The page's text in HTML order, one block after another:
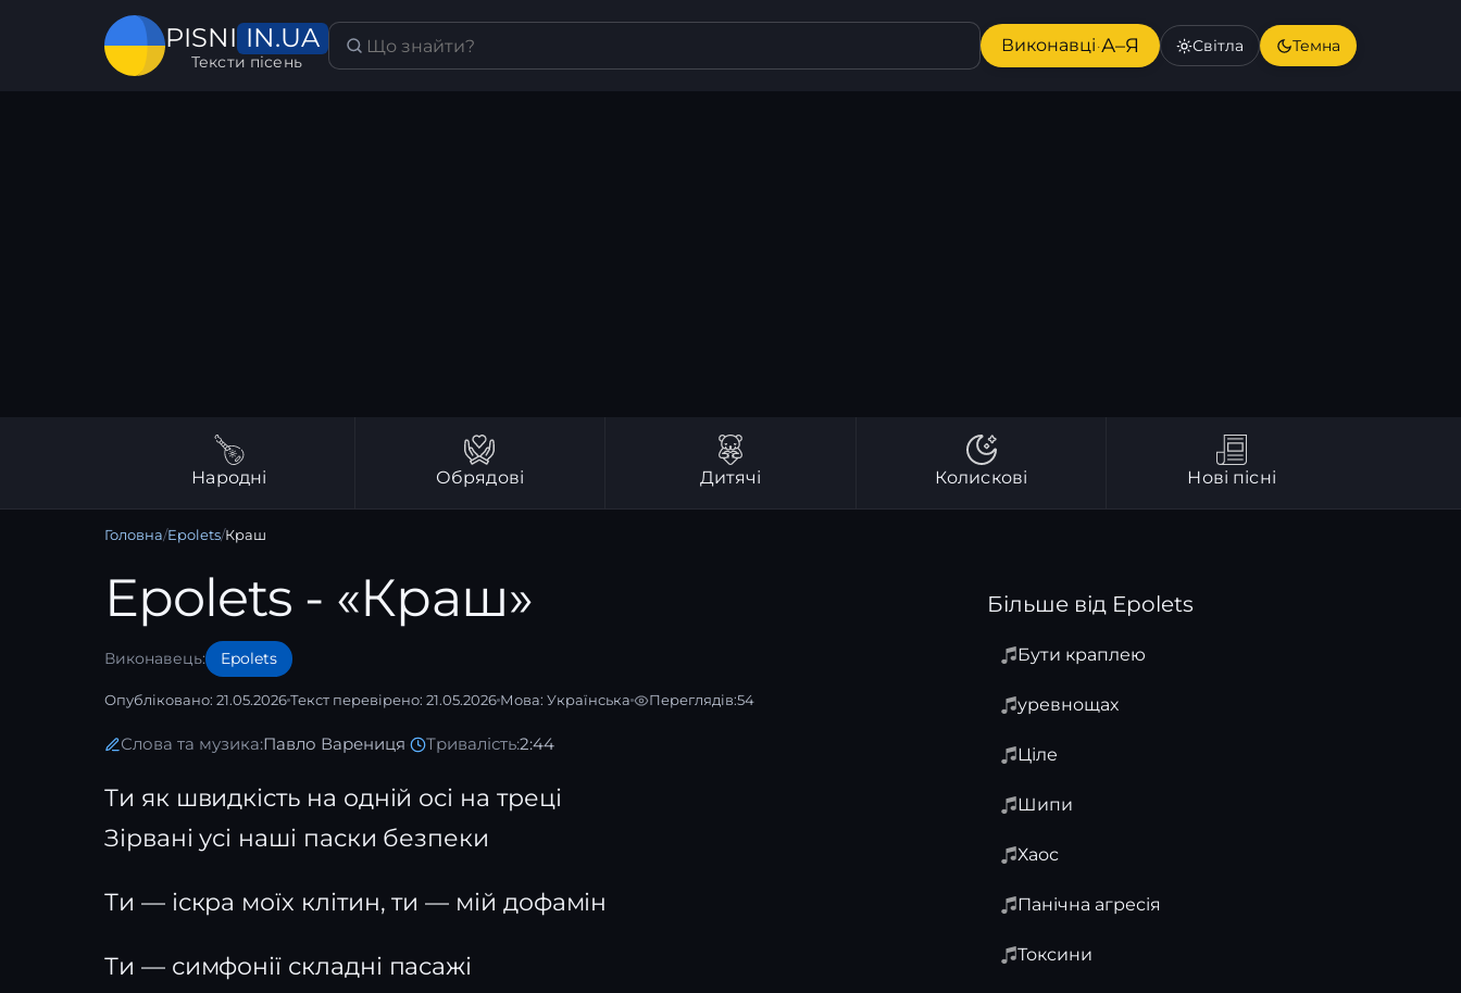
PISNI IN.UA
Тексти пісень
Виконавці·А–Я Світла Темна
Народні Обрядові Дитячі Колискові Нові пісні
Головна/Epolets/Краш
Epolets - «Краш»
Виконавець: Epolets
Опубліковано: 21.05.2026Текст перевірено: 21.05.2026 Мова: Українська Переглядів:54
Слова та музика:Павло Варениця Тривалість:2:44
Ти як швидкість на одній осі на треці
Зірвані усі наші паски безпеки
Ти — іскра моїх клітин, ти — мій дофамін
Ти — симфонії складні пасажі
Більше від Epolets
Бути краплею
уревнощах
Ціле
Шипи
Хаос
Панічна агресія
Токсини